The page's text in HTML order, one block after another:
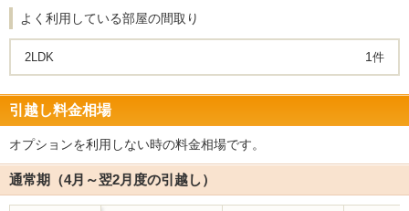
よく利用している部屋の間取り
2LDK 1 件
引越し料金相場
オプションを利用しない時の料金相場です。
通常期（4月～翌2月度の引越し）